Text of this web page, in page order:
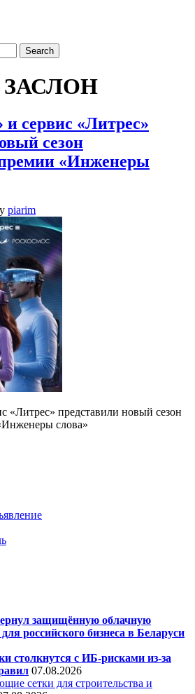
сервис «Литрес»
сезон
«Инженеры
piarim
представили новый сезон
слова»
защищённую облачную
российского бизнеса в Беларуси
столкнутся с ИБ-рисками из-за
07.08.2026
сетки для строительства и